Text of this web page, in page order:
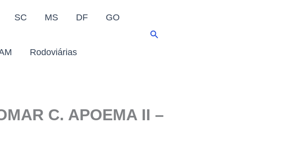
SC MS DF GO
Rodoviárias
Pesquisar
C. APOEMA II –